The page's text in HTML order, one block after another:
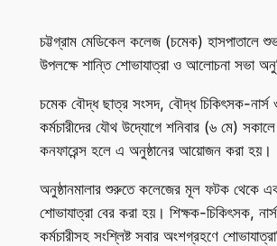
চট্টগ্রাম মেডিকেল কলেজ (চমেক) হাসপাতালে শুভ
উপলক্ষে শান্তি শোভাযাত্রা ও আলোচনা সভা
চমেক বৌদ্ধ ছাত্র সংসদ, বৌদ্ধ চিকিৎসক-নার্স
কর্মচারীদের যৌথ উদ্যোগে শনিবার (৬ মে)
কনফারেন্স হলে এ অনুষ্ঠানের আয়োজন করা হয়।
অনুষ্ঠানমালার শুরুতে কলেজের মূল ফটক থেকে
শোভাযাত্রা বের করা হয়। শিক্ষক-চিকিৎসক,
কর্মচারীসহ সংশ্লিষ্ট সবার অংশগ্রহণে